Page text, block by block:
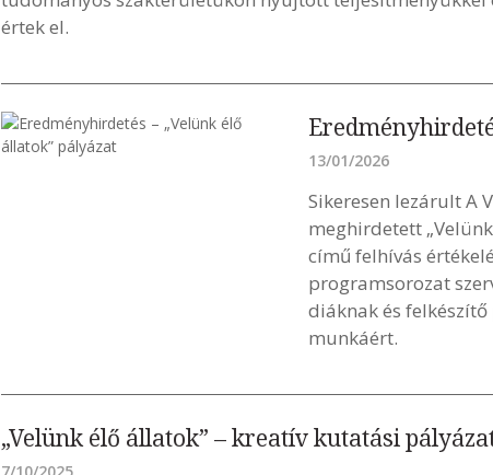
értek el.
13/01/2026
Sikeresen lezárult A
meghirdetett
című felhívás
programsorozat
diáknak és
munkáért.
„Velünk élő állatok” – kreatív kutatási
7/10/2025